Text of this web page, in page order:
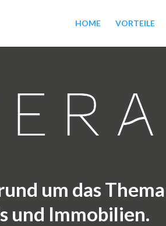
HOME VORTEILE
um das
und Immobilien.